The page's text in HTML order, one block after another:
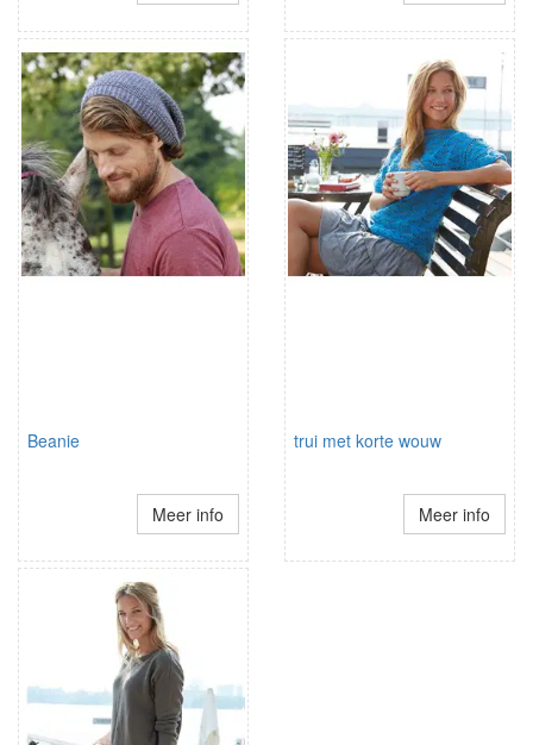
Beanie
Meer info
trui met korte wouw
Meer info